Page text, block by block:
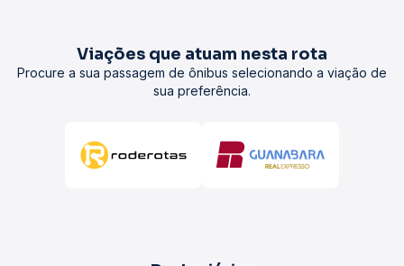
Viações que atuam nesta rota
Procure a sua passagem de ônibus selecionando a viação de
sua preferência.